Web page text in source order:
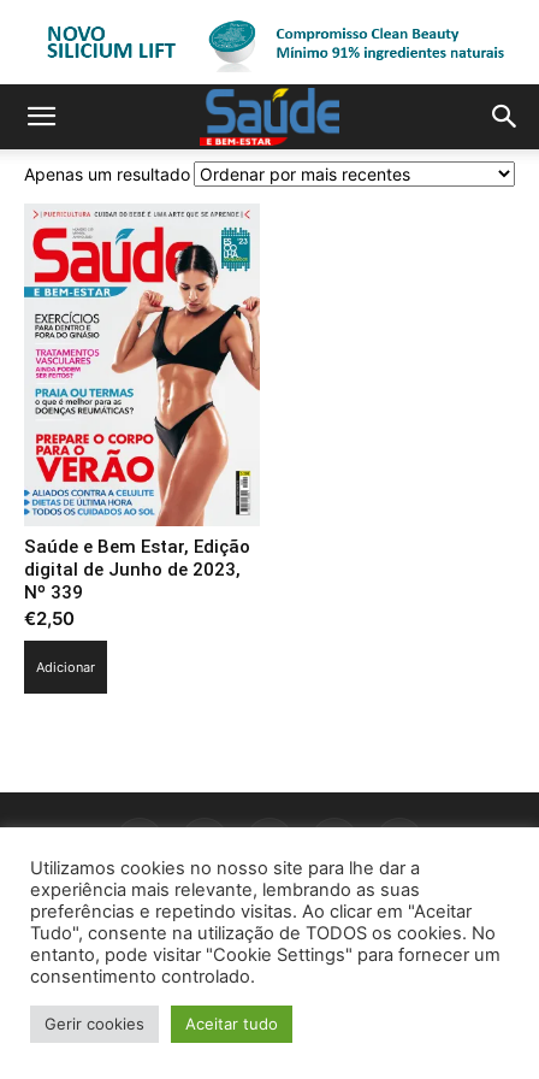
Apenas um resultado
Saúde e Bem Estar, Edição
digital de Junho de 2023,
Nº 339
€2,50
Adicionar
© 1996 - 2026 -Saúde e Bem Estar - Hosted and Designed By
Utilizamos cookies no nosso site para lhe dar a
experiência mais relevante, lembrando as suas
preferências e repetindo visitas. Ao clicar em "Aceitar
Tudo", consente na utilização de TODOS os cookies. No
entanto, pode visitar "Cookie Settings" para fornecer um
consentimento controlado.
Gerir cookies Aceitar tudo